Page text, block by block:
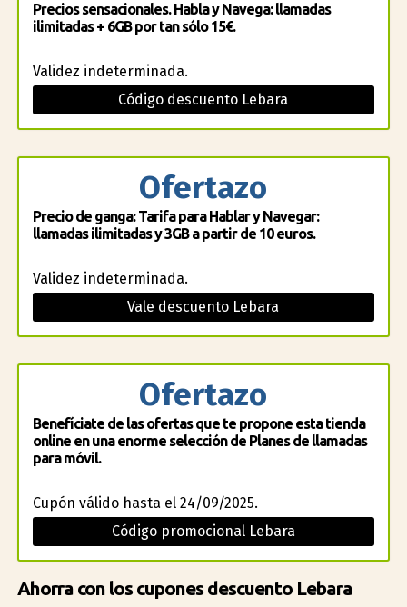
Precios sensacionales. Habla y Navega: llamadas
ilimitadas + 6GB por tan sólo 15€.
Validez indeterminada.
Código descuento Lebara
Ofertazo
Precio de ganga: Tarifa para Hablar y Navegar:
llamadas ilimitadas y 3GB a partir de 10 euros.
Validez indeterminada.
Vale descuento Lebara
Ofertazo
Benefíciate de las ofertas que te propone esta tienda
online en una enorme selección de Planes de llamadas
para móvil.
Cupón válido hasta el 24/09/2025.
Código promocional Lebara
Ahorra con los cupones descuento Lebara